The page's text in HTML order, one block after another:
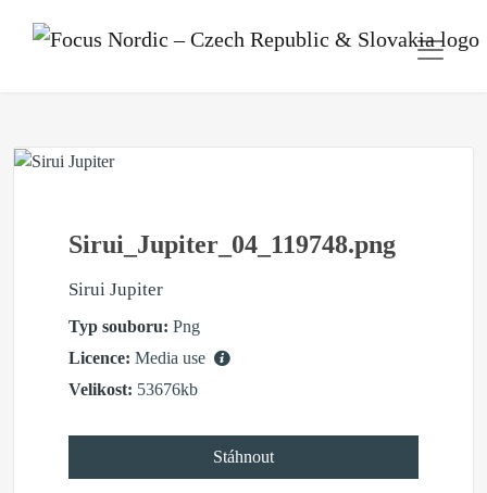
Sirui_Jupiter_04_119748.png
Sirui Jupiter
Typ souboru: Png
Licence: Media use
Velikost: 53676kb
Stáhnout